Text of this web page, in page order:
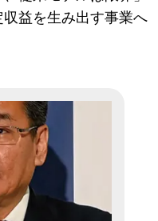
益を生み出す事業へ